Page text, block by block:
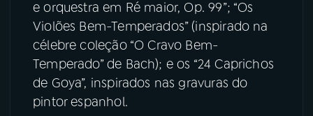
e orquestra em Ré maior, Op. 99”; “Os
Violões Bem-Temperados” (inspirado na
célebre coleção “O Cravo Bem-
Temperado” de Bach); e os “24 Caprichos
de Goya”, inspirados nas gravuras do
pintor espanhol.